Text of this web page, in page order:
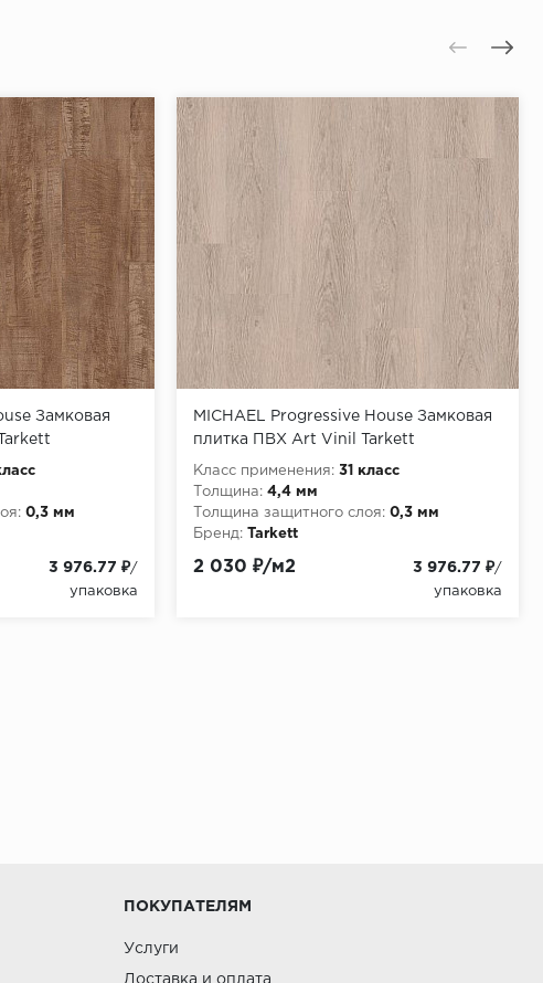
Замковая
0,3 мм
3 976.77 ₽/
упаковка
MICHAEL Progressive House Замковая
плитка ПВХ Art Vinil Tarkett
Класс применения: 31 класс
Толщина: 4,4 мм
Толщина защитного слоя: 0,3 мм
Бренд:
Tarkett
2 030 ₽/м2 3 976.77 ₽/
упаковка
ПОКУПАТЕЛЯМ
Услуги
Доставка и оплата